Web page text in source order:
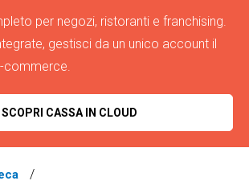
per negozi, ristoranti e franchising.
gestisci da un unico account il
commerce.
SCOPRI CASSA IN CLOUD